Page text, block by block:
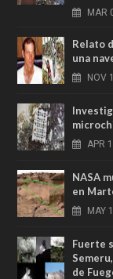
MAR
Relato
una
NOV
APR
NASA
en
MAY
Fuerte
de